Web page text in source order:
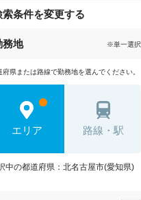
索条件を変更する
務地 ※単一選択
府県または路線で勤務地を選んでください。
エリア 路線・駅
中の都道府県：北名古屋市(愛知県)